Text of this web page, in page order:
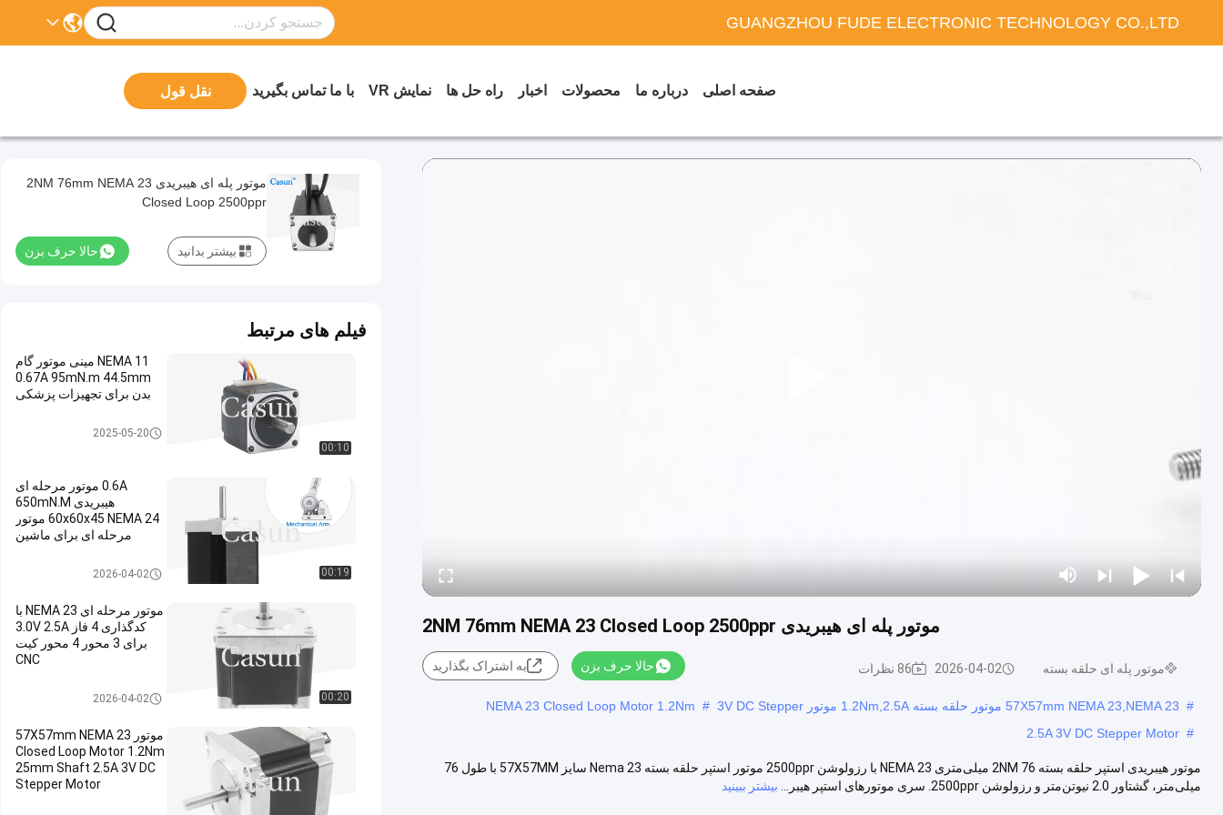
GUANGZHOU FUDE ELECTRONIC TECHNOLOGY CO.,LTD
صفحه اصلی درباره ما محصولات اخبار راه حل ها نمایش VR با ما تماس بگیرید نقل قول
موتور پله ای هیبریدی 2NM 76mm NEMA 23 Closed Loop 2500ppr
موتور پله ای حلقه بسته 2026-04-02 86 نظرات حالا حرف بزن به اشتراک بگذارید
# 57X57mm NEMA 23,NEMA 23 موتور حلقه بسته 1.2Nm,2.5A موتور 3V DC Stepper #
NEMA 23 Closed Loop Motor 1.2Nm
#
2.5A 3V DC Stepper Motor
موتور هیبریدی استپر حلقه بسته 2NM 76 میلی‌متری NEMA 23 با رزولوشن 2500ppr موتور استپر حلقه بسته Nema 23 سایز 57X57MM با طول 76
میلی‌متر، گشتاور 2.0 نیوتن‌متر و رزولوشن 2500ppr. سری موتورهای استپر هیبر...
بیشتر ببینید
موتور پله ای هیبریدی 2NM 76mm NEMA 23
Closed Loop 2500ppr
حالا حرف بزن بیشتر بدانید
فیلم های مرتبط
00:10
NEMA 11 مینی موتور گام
0.67A 95mN.m 44.5mm
بدن برای تجهیزات پزشکی
موتور پله ای nema 112025-05-20
00:19
0.6A موتور مرحله ای
هیبریدی 650mN.M
60x60x45 NEMA 24 موتور
مرحله ای برای ماشین
موتور پله ای NEMA 242026-04-02
00:20
موتور مرحله ای NEMA 23 با
کدگذاری 4 فاز 3.0V 2.5A
برای 3 محور 4 محور کیت
CNC
موتور حلقه بسته NEMA 23
2026-04-02
موتور 57X57mm NEMA 23
Closed Loop Motor 1.2Nm
25mm Shaft 2.5A 3V DC
Stepper Motor